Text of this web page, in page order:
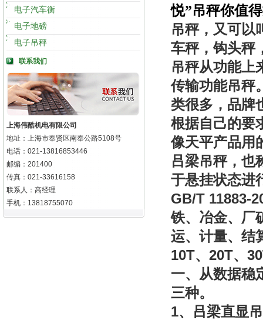
电子汽车衡
电子地磅
电子吊秤
联系我们
上海伟酷机电有限公司
地址：上海市奉贤区南奉公路5108号
电话：021-13816853446
邮编：201400
传真：021-33616158
联系人：高经理
手机：13818755070
悦”吊秤你值
吊秤，又可以
车秤，钩头秤
吊秤从功能上
传输功能吊秤
类很多，品牌
根据自己的要
像天平产品用
吕梁吊秤，也
于悬挂状态进
GB/T 11883-
铁、冶金、厂
运、计量、结
10T、 20T、
一、从数据稳
三种。
1、吕梁直显